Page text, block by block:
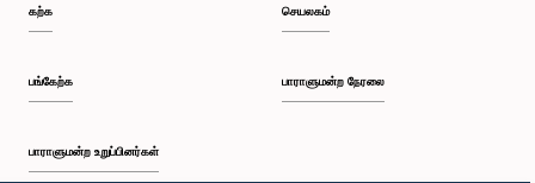
பி.ப. 2:20 - பி.ப. 2:27
கற்க
பங்கேற்க
பாராளுமன்ற உறுப்பினர்கள்
செயலகம்
பாராளுமன்ற நேரலை